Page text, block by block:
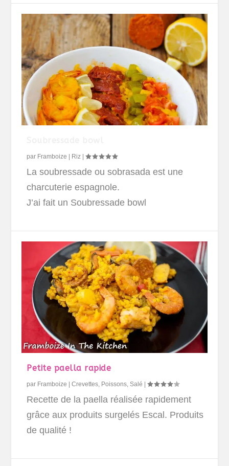
par Framboize Riz |
La soubressade ou sobrasada est une
charcuterie espagnole.
J’ai fait un Soubressade bowl
Petite paella rapide
par Framboize |Crevettes, Poissons,Salé |
Recette de la paella réalisée rapidement
grâce aux produits surgelés Escal. Produits
de qualité !